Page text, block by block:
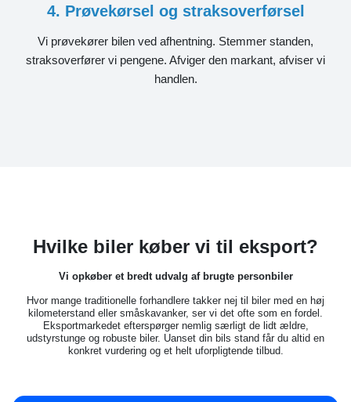
4. Prøvekørsel og straksoverførsel
Vi prøvekører bilen ved afhentning. Stemmer standen,
straksoverfører vi pengene. Afviger den markant, afviser vi
handlen.
Hvilke biler køber vi til eksport?
Vi opkøber et bredt udvalg af brugte personbiler
Hvor mange traditionelle forhandlere takker nej til biler med en høj
kilometerstand eller småskavanker, ser vi det ofte som en fordel.
Eksportmarkedet efterspørger nemlig særligt de lidt ældre,
udstyrstunge og robuste biler. Uanset din bils stand får du altid en
konkret vurdering og et helt uforpligtende tilbud.